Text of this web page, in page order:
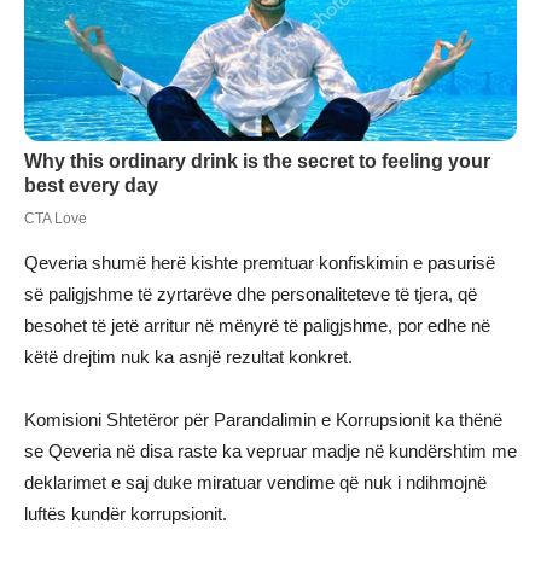
Qeveria shumë herë kishte premtuar konfiskimin e pasurisë
së paligjshme të zyrtarëve dhe personaliteteve të tjera, që
besohet të jetë arritur në mënyrë të paligjshme, por edhe në
këtë drejtim nuk ka asnjë rezultat konkret.
Komisioni Shtetëror për Parandalimin e Korrupsionit ka thënë
se Qeveria në disa raste ka vepruar madje në kundërshtim me
deklarimet e saj duke miratuar vendime që nuk i ndihmojnë
luftës kundër korrupsionit.